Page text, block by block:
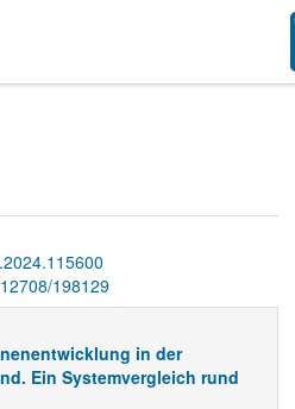
198129
in der
Ein Systemvergleich rund